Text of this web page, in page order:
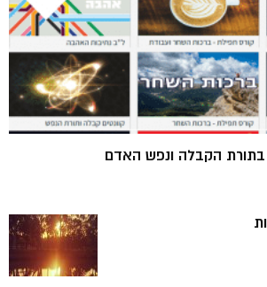
בתורת הקבלה ונפש האדם